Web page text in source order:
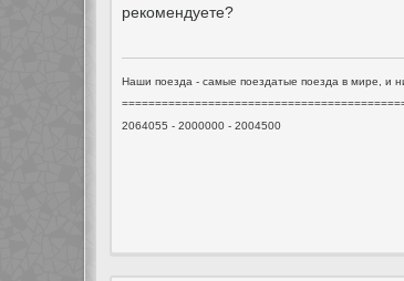
рекомендуете?
Наши поезда - самые поездатые поезда в мире, и
2064055 - 2000000 - 2004500